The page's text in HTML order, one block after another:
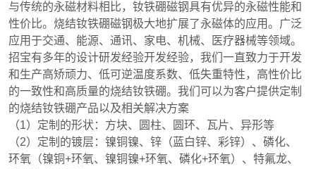
与传统的永磁材料相比，钕铁硼磁钢具有优异的永磁性能和
性价比。烧结钕铁硼磁钢极大地扩展了永磁体的应用。广泛
应用于交通、能源、通讯、家电、机械、医疗器械等领域。
招宝有多年的设计研发经验开发经验，我们一直致力于开发
和生产高矫顽力、低可逆温度系数、低失重特性，高性价比
的一致性和高质量的烧结钕铁硼。我们可以为客户提供定制
的烧结钕铁硼产品以及相关解决方案
（1）定制的形状：方块、圆柱、圆环、瓦片、异形等
（2）定制的镀层：镍铜镍、锌（蓝白锌、彩锌）、磷化、
环氧（镍铜+环氧、镍铜镍+环氧、磷化+环氧）、特氟龙、